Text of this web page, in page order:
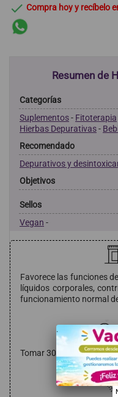
 Compra hoy y recíbelo
Resumen de
Categorías
Suplementos- Fitoterapia
Hierbas Depurativas-
Recomendado
Depurativos y
Objetivos
Sellos
Vegan -
Favorece las funciones
líquidos corporales,
funcionamiento normal
Tomar 30-50 gotas, 3
.